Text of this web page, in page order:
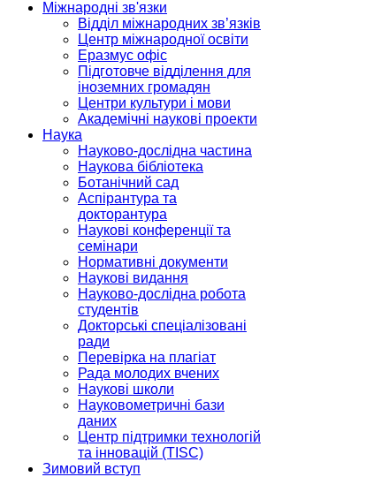
Міжнародні зв'язки
Відділ міжнародних зв’язків
Центр міжнародної освіти
Еразмус офіс
Підготовче відділення для
іноземних громадян
Центри культури і мови
Академічні наукові проекти
Наука
Науково-дослідна частина
Наукова бібліотека
Ботанічний сад
Аспірантура та
докторантура
Наукові конференції та
семінари
Нормативні документи
Наукові видання
Науково-дослідна робота
студентів
Докторські спеціалізовані
ради
Перевірка на плагіат
Рада молодих вчених
Наукові школи
Науковометричні бази
даних
Центр підтримки технологій
та інновацій (TISC)
Зимовий вступ